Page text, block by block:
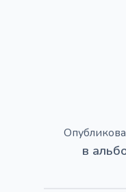
в